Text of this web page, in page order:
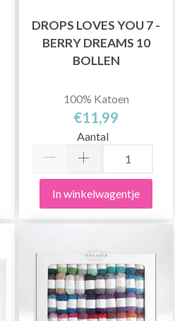
DROPS LOVES YOU 7 -
BERRY DREAMS 10
BOLLEN
100% Katoen
€11,99
Aantal
In winkelwagentje